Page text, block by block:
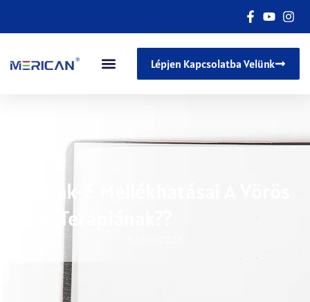
Lépjen Kapcsolatba Velünk
Vannak-E Mellékhatásai A Vörös
Fény Terápiának??